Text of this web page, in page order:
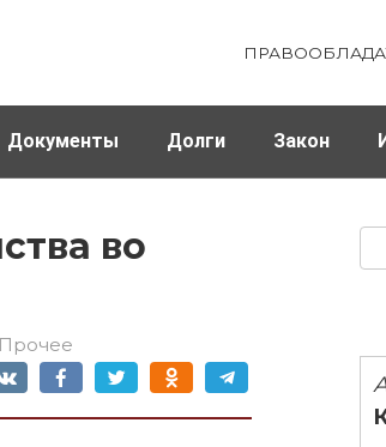
Документы Долги Закон
во
Прочее